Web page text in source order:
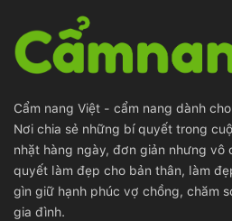
Cẩm nang Việt - cẩm nang dành
Nơi chia sẻ những bí quyết trong
nhặt hàng ngày, đơn giản nhưng vô
quyết làm đẹp cho bản thân, làm
gìn giữ hạnh phúc vợ chồng, chăm
gia đình.